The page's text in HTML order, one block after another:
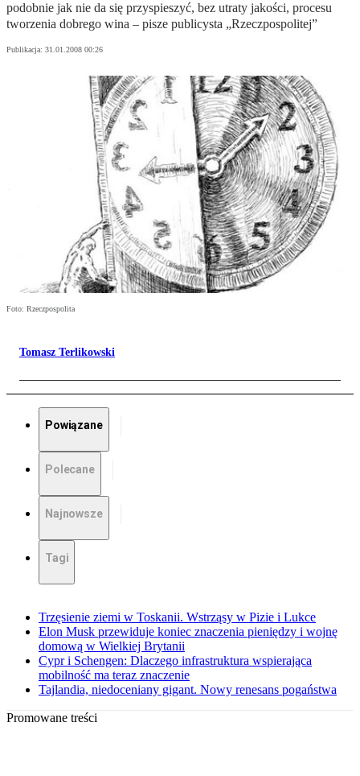
podobnie jak nie da się przyspieszyć, bez utraty jakości, procesu
tworzenia dobrego wina – pisze publicysta „Rzeczpospolitej”
Publikacja: 31.01.2008 00:26
Foto: Rzeczpospolita
Tomasz Terlikowski
Powiązane
Polecane
Najnowsze
Tagi
Trzęsienie ziemi w Toskanii. Wstrząsy w Pizie i Lukce
Elon Musk przewiduje koniec znaczenia pieniędzy i wojnę
domową w Wielkiej Brytanii
Cypr i Schengen: Dlaczego infrastruktura wspierająca
mobilność ma teraz znaczenie
Tajlandia, niedoceniany gigant. Nowy renesans pogaństwa
Promowane treści